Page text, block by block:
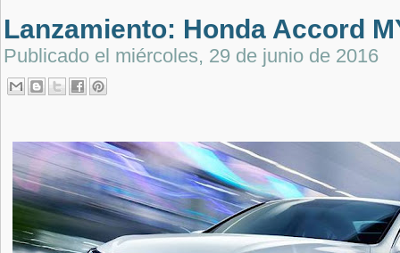
Lanzamiento: Honda Accord
Publicado el miércoles, 29 de junio de 2016